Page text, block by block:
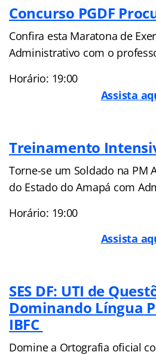
Concurso PGDF
Confira esta Maratona de
Administrativo com o
Horário: 19:00
Assista
Treinamento
Torne-se um Soldado na PM
do Estado do Amapá com
Horário: 19:00
Assista
SES DF: UTI de
Dominando Língua
IBFC
Domine a Ortografia oficial